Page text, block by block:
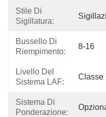
Stile Di
Sigillatura:
Bussello Di
Riempimento:
8-16
Livello Del
Sistema LAF:
Classe
Sistema Di
Ponderazione: